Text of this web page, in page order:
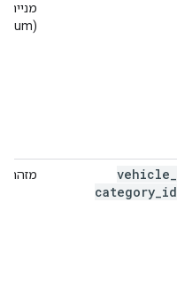
מנייה
(enum)
vehicle
category id
מזהה